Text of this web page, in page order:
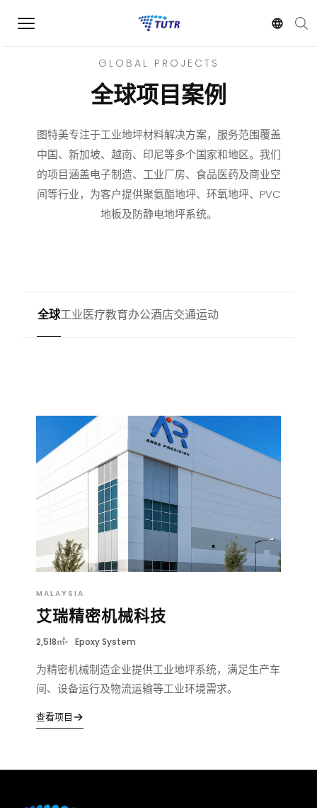
GLOBAL PROJECTS
全球项目案例
图特美专注于工业地坪材料解决方案，服务范围覆盖
中国、新加坡、越南、印尼等多个国家和地区。我们
的项目涵盖电子制造、工业厂房、食品医药及商业空
间等行业，为客户提供聚氨酯地坪、环氧地坪、PVC
地板及防静电地坪系统。
全球工业医疗教育办公酒店交通运动
MALAYSIA
艾瑞精密机械科技
2,518㎡ Epoxy System
为精密机械制造企业提供工业地坪系统，满足生产车
间、设备运行及物流运输等工业环境需求。
查看项目 →